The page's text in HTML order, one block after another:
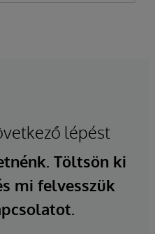
lépést
Töltsön ki
mi felvesszük